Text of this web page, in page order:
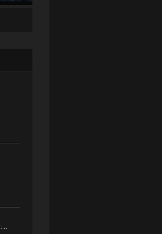
Pipsa Possu - Seikkailujen Maailma